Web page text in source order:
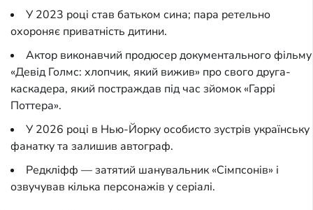
У 2023 році став батьком сина; пара ретельно
охороняє приватність дитини.
Актор виконавчий продюсер документального фільму
«Девід Голмс: хлопчик, який вижив» про свого друга-
каскадера, який постраждав під час зйомок «Гаррі
Поттера».
У 2026 році в Нью-Йорку особисто зустрів українську
фанатку та залишив автограф.
Редкліфф — затятий шанувальник «Сімпсонів» і
озвучував кілька персонажів у серіалі.